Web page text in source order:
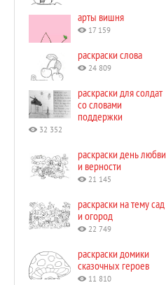
арты вишня
17 159
раскраски слова
24 809
раскраски для солдат
со словами
поддержки
32 352
раскраски день любви
и верности
21 145
раскраски на тему сад
и огород
22 749
раскраски домики
сказочных героев
11 810